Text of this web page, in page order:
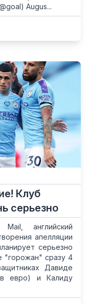
Augus...
Клуб
серьезно
английский
апелляции
серьезно
"горожан" сразу 4
Давиде
евро) и Калиду